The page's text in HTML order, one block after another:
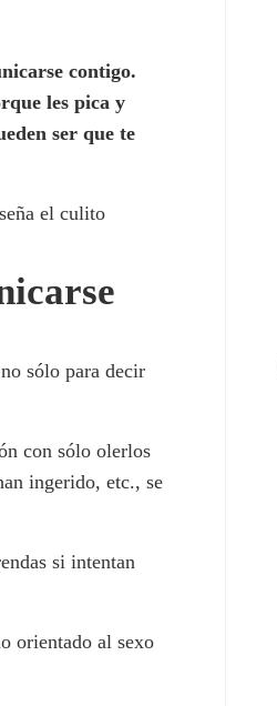
contigo.
les pica y
ser que te
el culito
sólo para decir
con sólo olerlos
ingerido, etc., se
si intentan
orientado al sexo